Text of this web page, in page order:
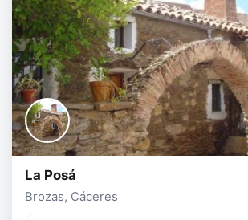
La Posá
Brozas, Cáceres